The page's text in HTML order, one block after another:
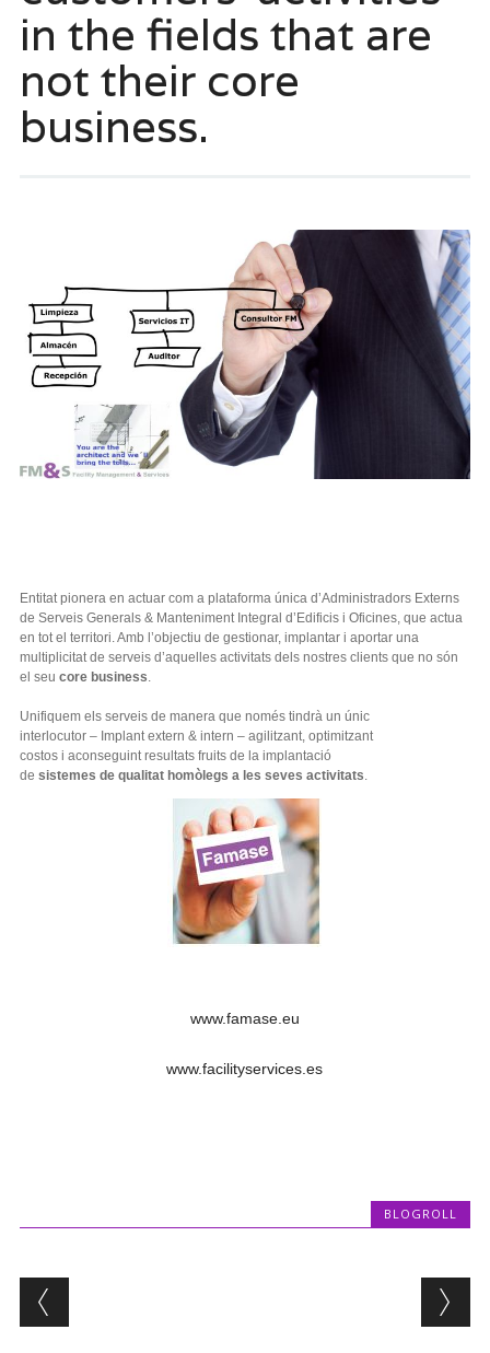
in the fields that are
not their core
business.
Entitat pionera en actuar com a plataforma única d’Administradors Externs
de Serveis Generals & Manteniment Integral d’Edificis i Oficines, que actua
en tot el territori. Amb l’objectiu de gestionar, implantar i aportar una
multiplicitat de serveis d’aquelles activitats dels nostres clients que no són
el seu core business
Unifiquem els serveis de manera que només tindrà un únic
interlocutor – Implant extern & intern – agilitzant, optimitzant
costos i aconseguint resultats fruits de la implantació
de sistemes de qualitat homòlegs a les seves activitats
www.famase.eu
www.facilityservices.es
BLOGROLL
Post navigation